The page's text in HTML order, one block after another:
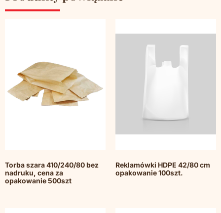
Torba szara 410/240/80 bez
nadruku, cena za
opakowanie 500szt
Reklamówki HDPE 42/80 cm
opakowanie 100szt.